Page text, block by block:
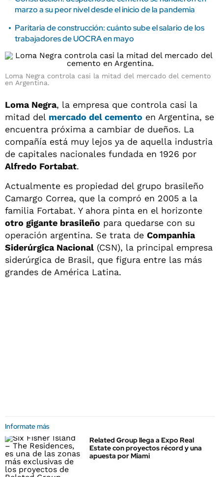
marzo a su peor nivel desde el inicio de la pandemia
Paritaria de construcción: cuánto sube el salario de los
trabajadores de UOCRA en mayo
Loma Negra controla casi la mitad del mercado del cemento
en Argentina.
Loma Negra, la empresa que controla casi la
mitad del mercado del cemento en Argentina, se
encuentra próxima a cambiar de dueños. La
compañía está muy lejos ya de aquella industria
de capitales nacionales fundada en 1926 por
Alfredo Fortabat.
Actualmente es propiedad del grupo brasileño
Camargo Correa, que la compró en 2005 a la
familia Fortabat. Y ahora pinta en el horizonte
otro gigante brasileño para quedarse con su
operación argentina. Se trata de Companhia
Siderúrgica Nacional (CSN), la principal empresa
siderúrgica de Brasil, que figura entre las más
grandes de América Latina.
Informate más
Related Group llega a Expo Real
Estate con proyectos récord y una
apuesta por Miami